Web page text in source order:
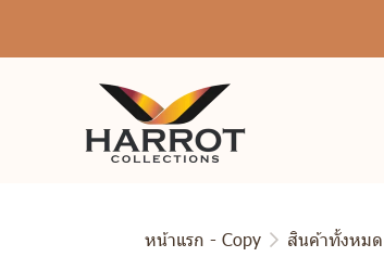
หน้าแรก - Copy สินค้าทั้งหมด